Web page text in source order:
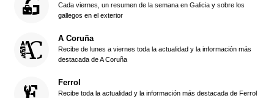
Cada viernes, un resumen de la semana en Galicia y sobre los
gallegos en el exterior
A Coruña
Recibe de lunes a viernes toda la actualidad y la información más
destacada de A Coruña
Ferrol
Recibe toda la actualidad y la información más destacada de Ferrol